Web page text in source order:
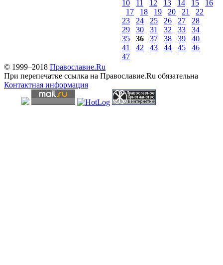
10
11 12 13 14 15
16
17
18 19 20 21
22
23
24 25 26 27
28
29
30 31 32 33
34
35
36 37 38 39
40
41
42 43 44 45
46
47
© 1999–2018 Православие.Ru
При перепечатке ссылка на Православие.Ru обязательна
Контактная информация